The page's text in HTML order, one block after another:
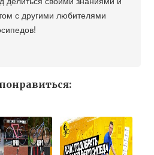
с другими любителями